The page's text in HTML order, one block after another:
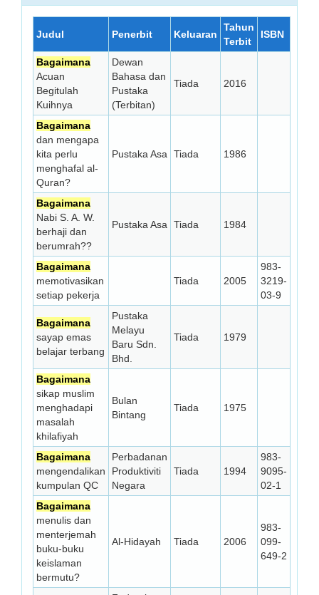
Judul Penerbit Keluaran
Tahun
Terbit
ISBN
Bagaimana
Acuan
Begitulah
Kuihnya
Dewan
Bahasa dan
Pustaka
(Terbitan)
Tiada 2016
Bagaimana
dan mengapa
kita perlu
menghafal al-
Quran?
Pustaka Asa Tiada 1986
Bagaimana
Nabi S. A. W.
berhaji dan
berumrah??
Pustaka Asa Tiada 1984
Bagaimana
memotivasikan
setiap pekerja
Tiada 2005
983-
3219-
03-9
Bagaimana
sayap emas
belajar terbang
Pustaka
Melayu
Baru Sdn.
Bhd.
Tiada 1979
Bagaimana
sikap muslim
menghadapi
masalah
khilafiyah
Bulan
Bintang
Tiada 1975
Bagaimana
mengendalikan
kumpulan QC
Perbadanan
Produktiviti
Negara
Tiada 1994
983-
9095-
02-1
Bagaimana
menulis dan
menterjemah
buku-buku
keislaman
bermutu?
Al-Hidayah Tiada 2006
983-
099-
649-2